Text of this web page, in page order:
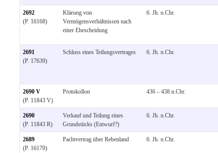
2692
(P. 16168)
Klärung von
Vermögensverhältnissen nach
einer Ehescheidung
6. Jh. n.Chr.
2691
(P. 17639)
Schluss eines Teilungsvertrages 6. Jh. n.Chr.
2690 V
(P. 11843 V)
Protokollon 436 – 438 n.Chr.
2690
(P. 11843 R)
Verkauf und Teilung eines
Grundstücks (Entwurf?)
6. Jh. n.Chr.
2689
(P. 16170)
Pachtvertrag über Rebenland 6. Jh. n.Chr.